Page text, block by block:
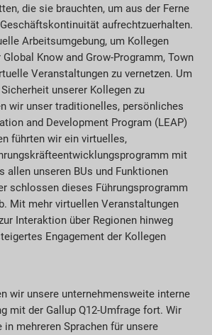
die sie brauchten, um aus der Ferne
aufrechtzuerhalten.
Arbeitsumgebung, um Kollegen
Know and Grow-Programm, Town
Veranstaltungen zu vernetzen. Um
unserer Kollegen zu
wir unser traditionelles, persönliches
and Development Program (LEAP)
führten wir ein virtuelles,
mit
allen unseren BUs und Funktionen
schlossen dieses Führungsprogramm
Mit mehr virtuellen Veranstaltungen
Interaktion über Regionen hinweg
Engagement der Kollegen
wir unsere unternehmensweite interne
mit der Gallup Q12-Umfrage fort. Wir
mehreren Sprachen für unsere